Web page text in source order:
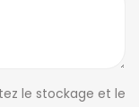
le stockage et le